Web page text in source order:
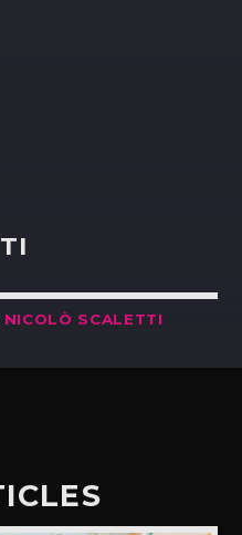
NICOLÒ SCALETTI